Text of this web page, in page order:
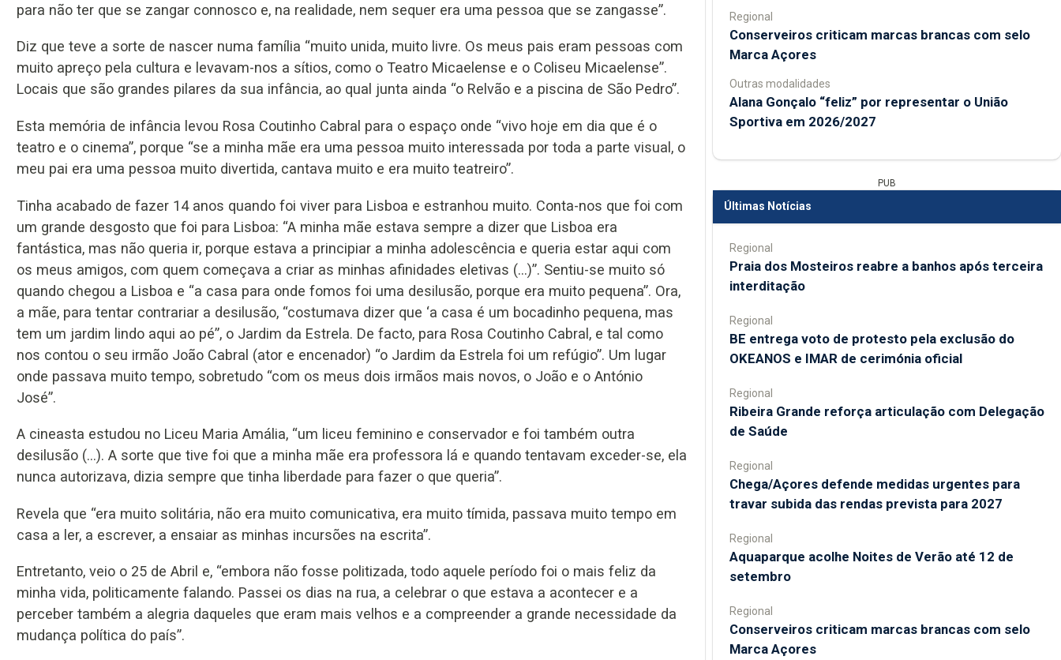
para não ter que se zangar connosco e, na realidade, nem sequer era uma pessoa que se zangasse”.
Diz que teve a sorte de nascer numa família “muito unida, muito livre. Os meus pais eram pessoas com
muito apreço pela cultura e levavam-nos a sítios, como o Teatro Micaelense e o Coliseu Micaelense”.
Locais que são grandes pilares da sua infância, ao qual junta ainda “o Relvão e a piscina de São Pedro”.
Esta memória de infância levou Rosa Coutinho Cabral para o espaço onde “vivo hoje em dia que é o
teatro e o cinema”, porque “se a minha mãe era uma pessoa muito interessada por toda a parte visual, o
meu pai era uma pessoa muito divertida, cantava muito e era muito teatreiro”.
Tinha acabado de fazer 14 anos quando foi viver para Lisboa e estranhou muito. Conta-nos que foi com
um grande desgosto que foi para Lisboa: “A minha mãe estava sempre a dizer que Lisboa era
fantástica, mas não queria ir, porque estava a principiar a minha adolescência e queria estar aqui com
os meus amigos, com quem começava a criar as minhas afinidades eletivas (...)”. Sentiu-se muito só
quando chegou a Lisboa e “a casa para onde fomos foi uma desilusão, porque era muito pequena”. Ora,
a mãe, para tentar contrariar a desilusão, “costumava dizer que ‘a casa é um bocadinho pequena, mas
tem um jardim lindo aqui ao pé”, o Jardim da Estrela. De facto, para Rosa Coutinho Cabral, e tal como
nos contou o seu irmão João Cabral (ator e encenador) “o Jardim da Estrela foi um refúgio”. Um lugar
onde passava muito tempo, sobretudo “com os meus dois irmãos mais novos, o João e o António
José”.
A cineasta estudou no Liceu Maria Amália, “um liceu feminino e conservador e foi também outra
desilusão (...). A sorte que tive foi que a minha mãe era professora lá e quando tentavam exceder-se, ela
nunca autorizava, dizia sempre que tinha liberdade para fazer o que queria”.
Revela que “era muito solitária, não era muito comunicativa, era muito tímida, passava muito tempo em
casa a ler, a escrever, a ensaiar as minhas incursões na escrita”.
Entretanto, veio o 25 de Abril e, “embora não fosse politizada, todo aquele período foi o mais feliz da
minha vida, politicamente falando. Passei os dias na rua, a celebrar o que estava a acontecer e a
perceber também a alegria daqueles que eram mais velhos e a compreender a grande necessidade da
mudança política do país”.
Regional
Conserveiros criticam marcas brancas com selo
Marca Açores
Outras modalidades
Alana Gonçalo “feliz” por representar o União
Sportiva em 2026/2027
PUB
Últimas Notícias
Regional
Praia dos Mosteiros reabre a banhos após terceira
interditação
Regional
BE entrega voto de protesto pela exclusão do
OKEANOS e IMAR de cerimónia oficial
Regional
Ribeira Grande reforça articulação com Delegação
de Saúde
Regional
Chega/Açores defende medidas urgentes para
travar subida das rendas prevista para 2027
Regional
Aquaparque acolhe Noites de Verão até 12 de
setembro
Regional
Conserveiros criticam marcas brancas com selo
Marca Açores